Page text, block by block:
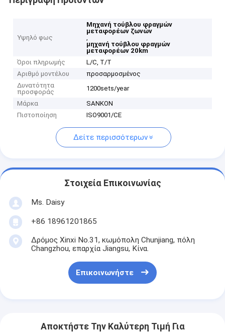
Υψηλό φως
Μηχανή τούβλου φραγμών
μεταφορέων ζωνών
,
μηχανή τούβλου φραγμών
μεταφορέων 20km
Όροι πληρωμής
L/C, T/T
Αριθμό μοντέλου
προσαρμοσμένος
Δυνατότητα
προσφοράς
1200sets/year
Μάρκα
SANKON
Πιστοποίηση
ISO9001/CE
Δείτε περισσότερων
Στοιχεία Επικοινωνίας
Ms. Daisy
+86 18961201865
Δρόμος Xinxi No.31, κωμόπολη Chunjiang, πόλη
Changzhou, επαρχία Jiangsu, Κίνα.
Επικοινωνήστε
Αποκτήστε Την Καλύτερη Τιμή Για